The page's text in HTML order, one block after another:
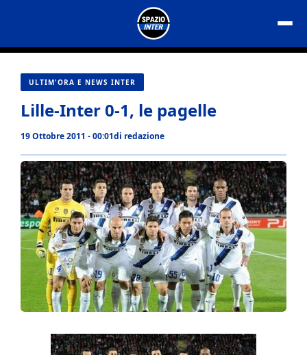
contenuto
ULTIM'ORA E NEWS INTER
Lille-Inter 0-1, le pagelle
19 Ottobre 2011 - 00:01di redazione